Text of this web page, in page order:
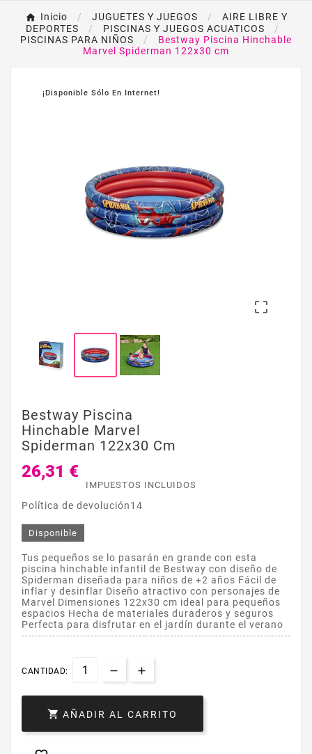
Inicio JUGUETES Y JUEGOS
AIRE LIBRE Y
DEPORTES
PISCINAS Y JUEGOS ACUATICOS
PISCINAS PARA NIÑOS
Bestway Piscina Hinchable
Marvel Spiderman 122x30 cm
¡Disponible Sólo En Internet!

Bestway Piscina
Hinchable Marvel
Spiderman 122x30 Cm
26,31 €
IMPUESTOS INCLUIDOS
Política de devolución14
Disponible
Tus pequeños se lo pasarán en grande con esta
piscina hinchable infantil de Bestway con diseño de
Spiderman diseñada para niños de +2 años Fácil de
inflar y desinflar Diseño atractivo con personajes de
Marvel Dimensiones 122x30 cm ideal para pequeños
espacios Hecha de materiales duraderos y seguros
Perfecta para disfrutar en el jardín durante el verano
CANTIDAD:
 AÑADIR AL CARRITO